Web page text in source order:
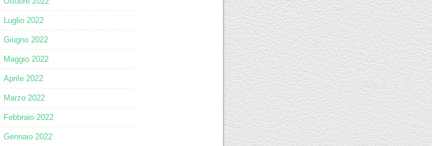
Luglio 2022
Giugno 2022
Maggio 2022
Aprile 2022
Marzo 2022
Febbraio 2022
Gennaio 2022